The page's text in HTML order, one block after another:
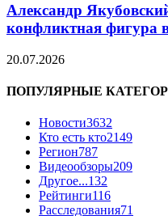
Александр
конфликтная фигура
20.07.2026
ПОПУЛЯРНЫЕ
Новости3632
Кто есть кто2149
Регион787
Видеообзоры209
Другое...132
Рейтинги116
Расследования71